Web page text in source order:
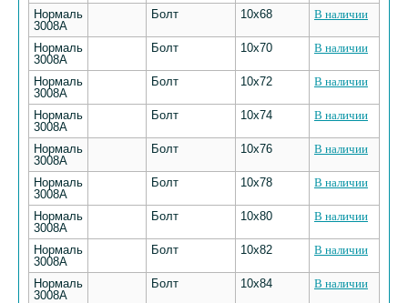
Нормаль
3008А
Болт 10х68 В наличии
Нормаль
3008А
Болт 10х70 В наличии
Нормаль
3008А
Болт 10х72 В наличии
Нормаль
3008А
Болт 10х74 В наличии
Нормаль
3008А
Болт 10х76 В наличии
Нормаль
3008А
Болт 10х78 В наличии
Нормаль
3008А
Болт 10х80 В наличии
Нормаль
3008А
Болт 10х82 В наличии
Нормаль
3008А
Болт 10х84 В наличии